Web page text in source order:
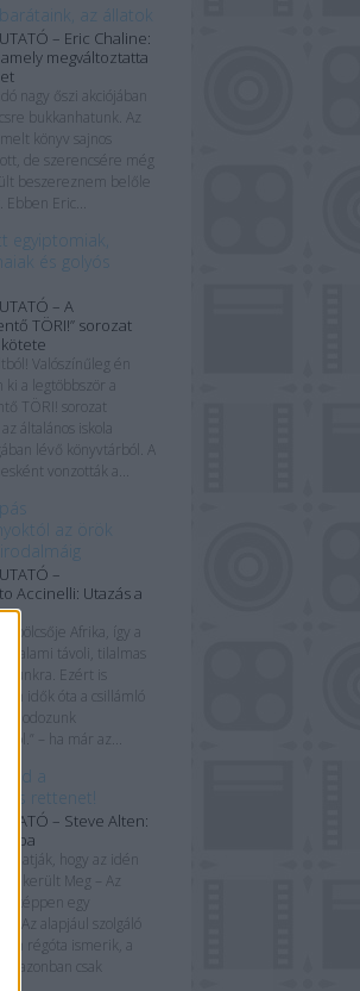
az állatok
– Eric Chaline:
megváltoztatta
nagy őszi akciójában
bukkanhatunk. Az
könyv sajnos
de szerencsére még
beszereznem belőle
Ebben Eric...
egyiptomiak,
és golyós
– A
TÖRI!” sorozat
Valószínűleg én
ki a legtöbbször a
TÖRI! sorozat
általános iskola
lévő könyvtárból. A
vonzották a...
az örök
–
Accinelli: Utazás a
bölcsője Afrika, így a
valami távoli, tilalmas
Ezért is
idők óta a csillámló
– ha már az...
a
rettenet!
– Steve Alten:
hogy az idén
került Meg – Az
egy
Az alapjául szolgáló
régóta ismerik, a
azonban csak